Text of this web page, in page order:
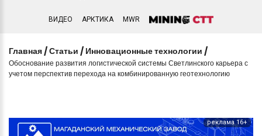
ВИДЕО АРКТИКА MWR
Главная /Статьи / Инновационные технологии /
Обоснование развития логистической системы Светлинского карьера с
учетом перспектив перехода на комбинированную геотехнологию
реклама 16+